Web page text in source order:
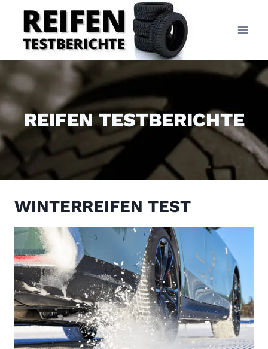
Inhalt
springen
REIFEN TESTBERICHTE
WINTERREIFEN TEST